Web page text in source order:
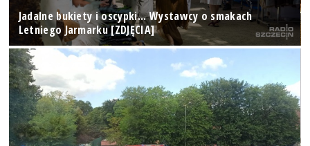
Jadalne bukiety i oscypki... Wystawcy o smakach
Letniego Jarmarku [ZDJĘCIA]